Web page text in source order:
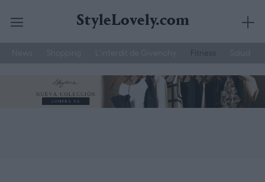
contenido
StyleLovely.com
Fitness
Belleza Hombre